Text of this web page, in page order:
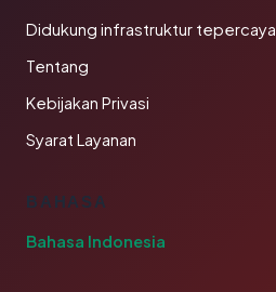
Didukung infrastruktur tepercaya
Tentang
Kebijakan Privasi
Syarat Layanan
BAHASA
Bahasa Indonesia